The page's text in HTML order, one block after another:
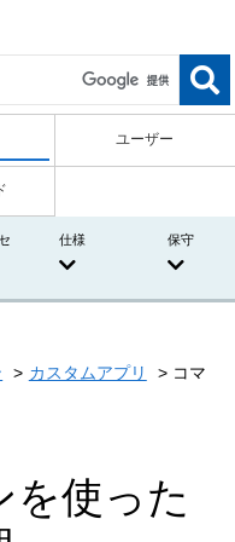
ユーザー
仕様 保守
カスタムアプリ
コマ
を使った